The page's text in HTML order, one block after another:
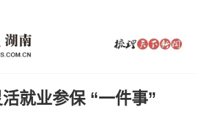
就业参保 “一件事”